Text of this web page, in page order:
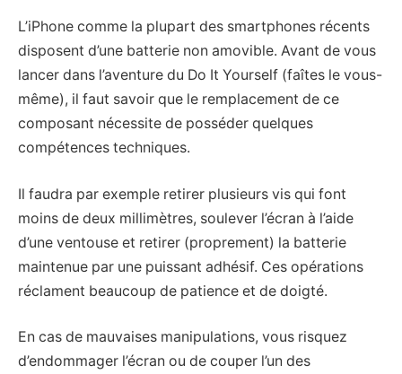
L’iPhone comme la plupart des smartphones récents
disposent d’une batterie non amovible. Avant de vous
lancer dans l’aventure du Do It Yourself (faîtes le vous-
même), il faut savoir que le remplacement de ce
composant nécessite de posséder quelques
compétences techniques.
Il faudra par exemple retirer plusieurs vis qui font
moins de deux millimètres, soulever l’écran à l’aide
d’une ventouse et retirer (proprement) la batterie
maintenue par une puissant adhésif. Ces opérations
réclament beaucoup de patience et de doigté.
En cas de mauvaises manipulations, vous risquez
d’endommager l’écran ou de couper l’un des